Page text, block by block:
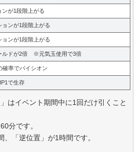
が1段階上がる
ンが1段階上がる
ンが1段階上がる
ルドが2倍 ※元気玉使用で3倍
確率でバイシオン
で生存
はイベント期間中に1回だけ引くこと
分です。
「逆位置」が1時間です。